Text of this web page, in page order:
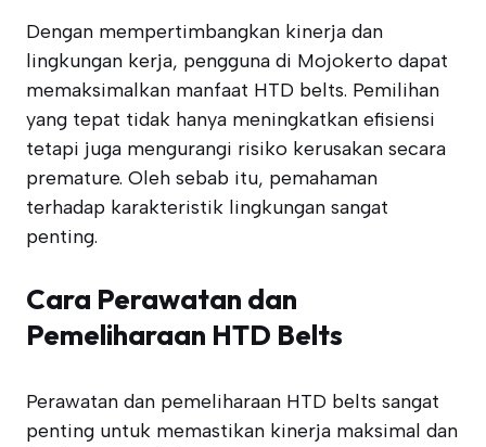
Dengan mempertimbangkan kinerja dan
lingkungan kerja, pengguna di Mojokerto dapat
memaksimalkan manfaat HTD belts. Pemilihan
yang tepat tidak hanya meningkatkan efisiensi
tetapi juga mengurangi risiko kerusakan secara
premature. Oleh sebab itu, pemahaman
terhadap karakteristik lingkungan sangat
penting.
Cara Perawatan dan
Pemeliharaan HTD Belts
Perawatan dan pemeliharaan HTD belts sangat
penting untuk memastikan kinerja maksimal dan